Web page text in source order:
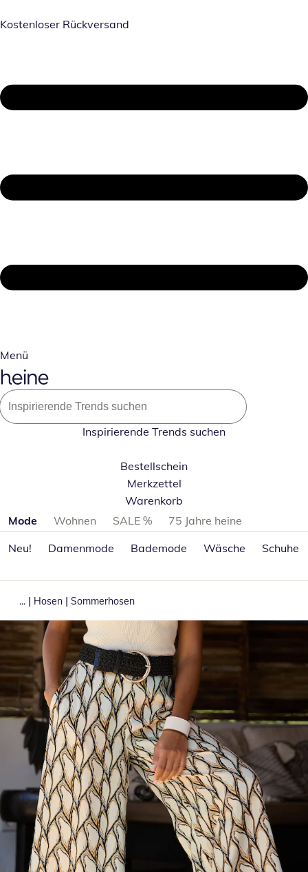
Kostenloser Rückversand
Menü
Inspirierende Trends suchen
Bestellschein
Merkzettel
Warenkorb
Produktkategorien überspringen
Mode Wohnen SALE %
75 Jahre heine
Neu!
Damenmode Bademode Wäsche Schuhe
... | Hosen | Sommerhosen